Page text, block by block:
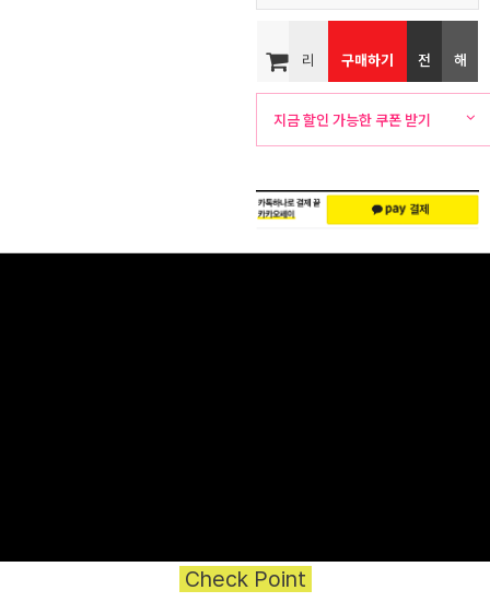
리
뷰
구매하기 전
화
문
해
외
송
지금 할인 가능한 쿠폰 받기
Check Point